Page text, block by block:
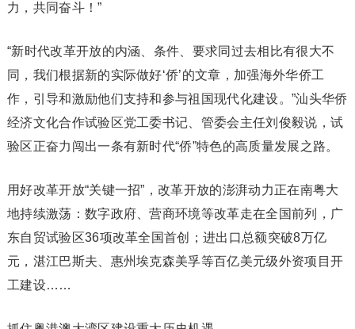
力，共同奋斗！”
“新时代改革开放的内涵、条件、要求同过去相比有很大不
同，我们根据新的实际做好‘侨’的文章，加强海外华侨工
作，引导和激励他们支持和参与祖国现代化建设。”汕头华侨
经济文化合作试验区党工委书记、管委会主任刘俊毅说，试
验区正奋力闯出一条有新时代“侨”特色的高质量发展之路。
用好改革开放“关键一招”，改革开放的澎湃动力正在南粤大
地持续激荡：数字政府、营商环境等改革走在全国前列，广
东自贸试验区36项改革全国首创；进出口总额突破8万亿
元，湛江巴斯夫、惠州埃克森美孚等百亿美元级外资项目开
工建设……